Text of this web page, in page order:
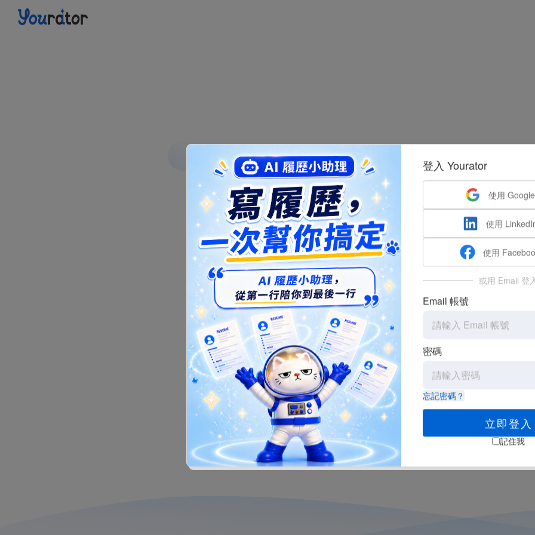
登入 Yourator
使用
使用
使用
或用 Email 登
Email 帳號
密碼
忘記密碼？
立即登入
記住我